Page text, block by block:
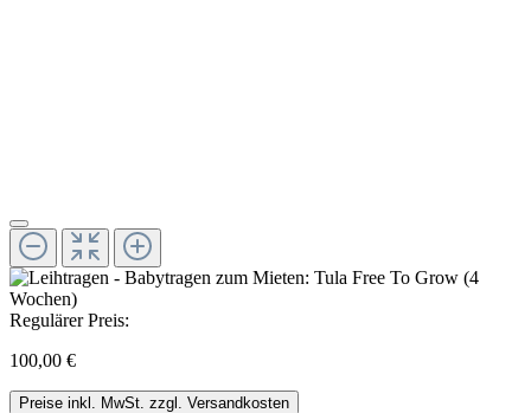
Regulärer Preis:
100,00 €
Preise inkl. MwSt. zzgl. Versandkosten